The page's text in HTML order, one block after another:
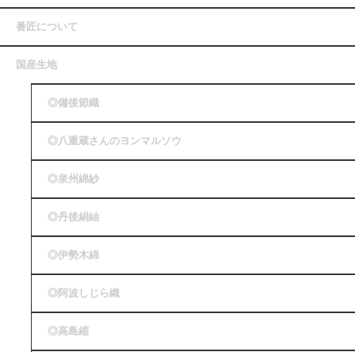
番匠について
国産生地
◎備後節織
◎八重蔵さんのヨンマルソウ
◎泉州綿紗
◎丹後絹紬
◎伊勢木綿
◎阿波しじら織
◎高島縮